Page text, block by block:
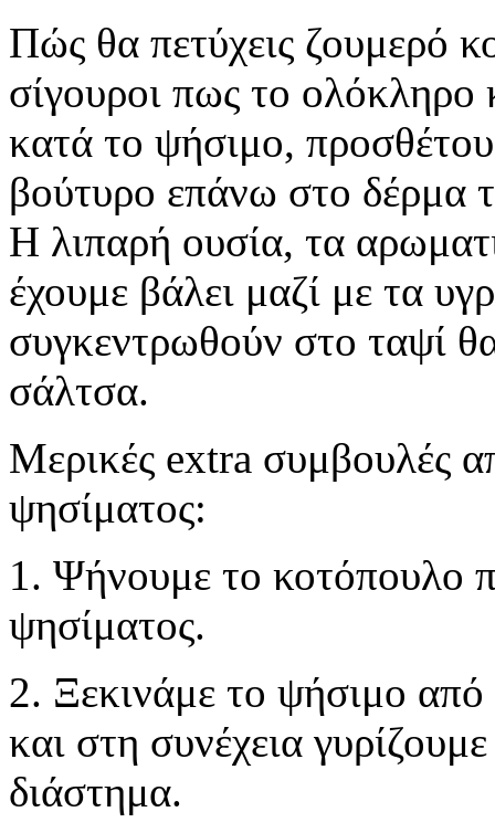
Πώς θα πετύχεις ζουμερό
σίγουροι πως το ολόκληρο
κατά το ψήσιμο,
βούτυρο επάνω στο δέρμα
Η λιπαρή ουσία, τα
έχουμε βάλει μαζί με τα
συγκεντρωθούν στο ταψί
σάλτσα.
Μερικές extra συμβουλές
ψησίματος:
1. Ψήνουμε το κοτόπουλο
ψησίματος.
2. Ξεκινάμε το ψήσιμο
και στη συνέχεια
διάστημα.